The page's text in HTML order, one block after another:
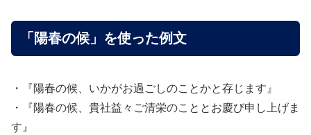
「陽春の候」を使った例文
・『陽春の候、いかがお過ごしのことかと存じます』
・『陽春の候、貴社益々ご清栄のこととお慶び申し上げま
す』